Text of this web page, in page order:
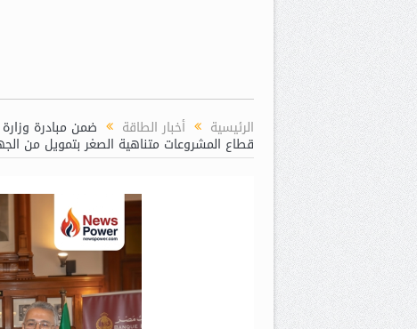
الرئيسية أخبار الطاقة ضمن مبادرة
قطاع المشروعات متناهية الصغر بتمويل من الجهاز قدره 500